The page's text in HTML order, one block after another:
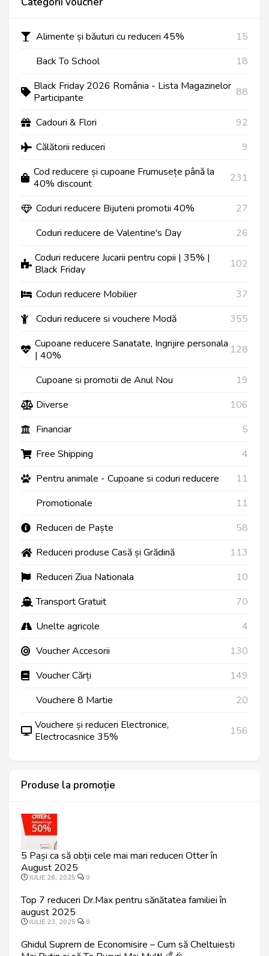
Alimente și băuturi cu reduceri 45%
15
Back To School
18
Black Friday 2026 România - Lista Magazinelor
Participante
88
Cadouri & Flori
92
Călătorii reduceri
9
Cod reducere și cupoane Frumusețe până la
40% discount
231
Coduri reducere Bijuterii promotii 40%
27
Coduri reducere de Valentine's Day
26
Coduri reducere Jucarii pentru copii | 35% |
Black Friday
102
Coduri reducere Mobilier
37
Coduri reducere si vouchere Modă
355
Cupoane reducere Sanatate, Ingrijire personala
| 40%
128
Cupoane si promotii de Anul Nou
19
Diverse
106
Financiar
5
Free Shipping
4
Pentru animale - Cupoane si coduri reducere
11
Promotionale
11
Reduceri de Paște
58
Reduceri produse Casă și Grădină
113
Reduceri Ziua Nationala
10
Transport Gratuit
70
Unelte agricole
4
Voucher Accesorii
130
Voucher Cărți
149
Vouchere 8 Martie
20
Vouchere și reduceri Electronice,
Electrocasnice 35%
156
Produse la promoție
5 Pași ca să obții cele mai mari reduceri Otter în
August 2025
IULIE 26, 2025 0
Top 7 reduceri Dr.Max pentru sănătatea familiei în
august 2025
IULIE 23, 2025 0
Ghidul Suprem de Economisire – Cum să Cheltuiesti